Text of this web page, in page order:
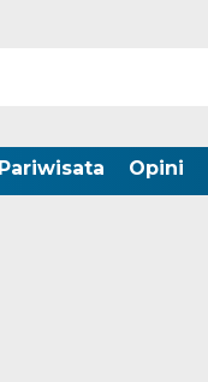
Pariwisata Opini